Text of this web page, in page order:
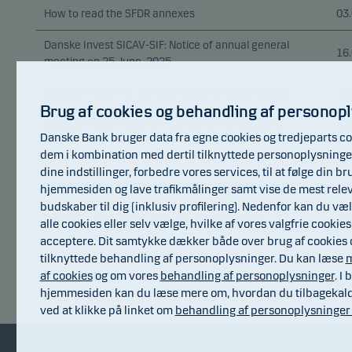
How to read the SFDR annexes
Danske Invest SICAV-SIF: Notice of annual general
meeting on 25 June, 2025
Danske Invest Allocation: Notice to shareholders
Danske Invest SICAV: Notice to shareholders
Danske Invest SICAV-SIF: Notice to shareholders
Danske Invest SICAV: Notice to shareholders
Brug af cookies og behandling af
Danske Bank bruger data fra egne cookies og tredjeparts
dem i kombination med dertil tilknyttede
dine indstillinger, forbedre vores services, til at følge din
hjemmesiden og lave trafikmålinger samt vise de mest
budskaber til dig (inklusiv profilering). Nedenfor kan du
alle cookies eller selv vælge, hvilke af vores valgfrie
acceptere. Dit samtykke dækker både over brug af cookies
tilknyttede behandling af personoplysninger. Du kan læse
af cookiesog om vores behandling af personoplysninger. I
hjemmesiden kan du læse mere om, hvordan du
ved at klikke på linket om behandling af personoplysninger